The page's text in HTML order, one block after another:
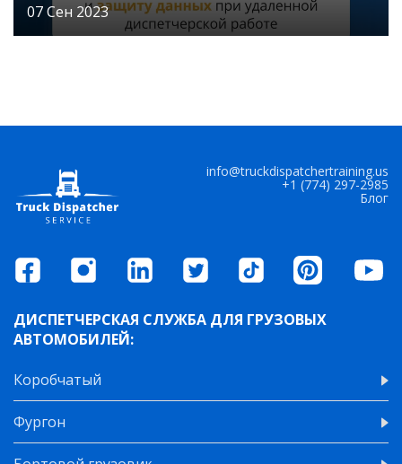
07 Сен 2023
ДИСПЕТЧЕРСКАЯ СЛУЖБА ДЛЯ ГРУЗОВЫХ
АВТОМОБИЛЕЙ:
Коробчатый
Фургон
+1 (774) 297-2985
info@truckdispatchertraining.us
Блог